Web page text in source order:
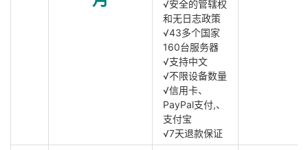
√安全的管辖权
和无日志政策
√43多个国家
160台服务器
√支持中文
√不限设备数量
√信用卡、
PayPal支付,、
支付宝
√7天退款保证